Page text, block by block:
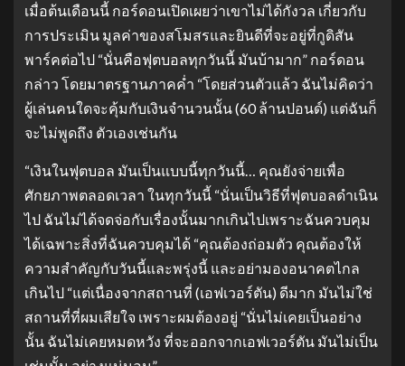
เมื่อต้นเดือนนี้ กอร์ดอนเปิดเผยว่าเขาไม่ได้กังวล เกี่ยวกับ
การประเมิน มูลค่าของสโมสรและยินดีที่จะอยู่ที่กูดิสัน
พาร์คต่อไป “นั่นคือฟุตบอลทุกวันนี้ มันบ้ามาก” กอร์ดอน
กล่าว โดยมาตรฐานภาคค่ำ “โดยส่วนตัวแล้ว ฉันไม่คิดว่า
ผู้เล่นคนใดจะคุ้มกับเงินจำนวนนั้น (60 ล้านปอนด์) แต่ฉันก็
จะไม่พูดถึง ตัวเองเช่นกัน
“เงินในฟุตบอล มันเป็นแบบนี้ทุกวันนี้… คุณยังจ่ายเพื่อ
ศักยภาพตลอดเวลา ในทุกวันนี้ “นั่นเป็นวิธีที่ฟุตบอลดำเนิน
ไป ฉันไม่ได้จดจ่อกับเรื่องนั้นมากเกินไปเพราะฉันควบคุม
ได้เฉพาะสิ่งที่ฉันควบคุมได้ “คุณต้องถ่อมตัว คุณต้องให้
ความสำคัญกับวันนี้และพรุ่งนี้ และอย่ามองอนาคตไกล
เกินไป “แต่เนื่องจากสถานที่ (เอฟเวอร์ตัน) ดีมาก มันไม่ใช่
สถานที่ที่ผมเสียใจ เพราะผมต้องอยู่ “นั่นไม่เคยเป็นอย่าง
นั้น ฉันไม่เคยหมดหวัง ที่จะออกจากเอฟเวอร์ตัน มันไม่เป็น